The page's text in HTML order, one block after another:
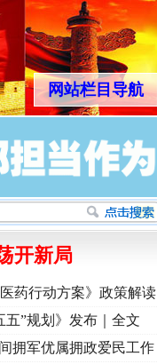
网站栏目导航
开新局
药行动方案》政策解读
五”规划》发布｜全文
拥军优属拥政爱民工作